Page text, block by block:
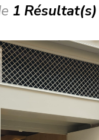
1 Résultat(s)